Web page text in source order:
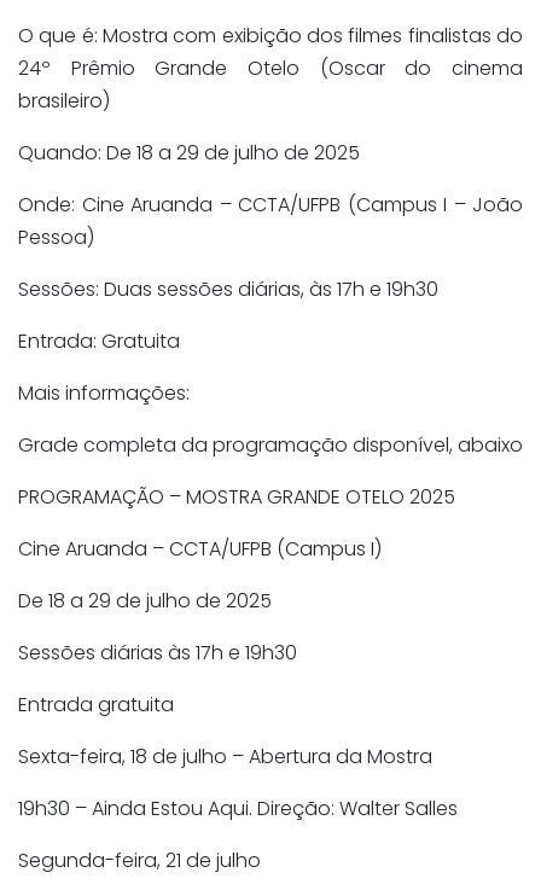
O que é: Mostra com exibição dos filmes finalistas do
24º Prêmio Grande Otelo (Oscar do cinema
brasileiro)
Quando: De 18 a 29 de julho de 2025
Onde: Cine Aruanda – CCTA/UFPB (Campus I – João
Pessoa)
Sessões: Duas sessões diárias, às 17h e 19h30
Entrada: Gratuita
Mais informações:
Grade completa da programação disponível, abaixo
PROGRAMAÇÃO – MOSTRA GRANDE OTELO 2025
Cine Aruanda – CCTA/UFPB (Campus I)
De 18 a 29 de julho de 2025
Sessões diárias às 17h e 19h30
Entrada gratuita
Sexta-feira, 18 de julho – Abertura da Mostra
19h30 – Ainda Estou Aqui. Direção: Walter Salles
Segunda-feira, 21 de julho